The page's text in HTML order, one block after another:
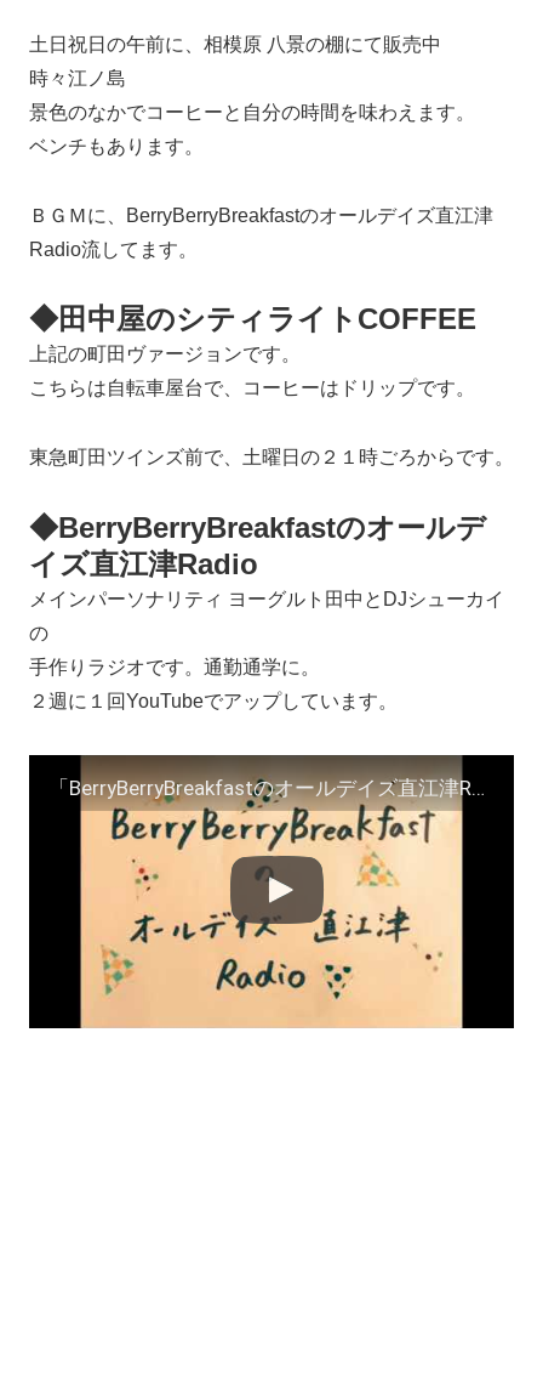
土日祝日の午前に、相模原 八景の棚にて販売中
時々江ノ島
景色のなかでコーヒーと自分の時間を味わえます。
ベンチもあります。
ＢＧＭに、BerryBerryBreakfastのオールデイズ直江津
Radio流してます。
◆田中屋のシティライトCOFFEE
上記の町田ヴァージョンです。
こちらは自転車屋台で、コーヒーはドリップです。
東急町田ツインズ前で、土曜日の２１時ごろからです。
◆BerryBerryBreakfastのオールデ
イズ直江津Radio
メインパーソナリティ ヨーグルト田中とDJシューカイ
の
手作りラジオです。通勤通学に。
２週に１回YouTubeでアップしています。
「BerryBerryBreakfastのオールデイズ直江津Radio～第２９回」